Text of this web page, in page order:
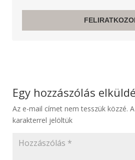
Egy hozzászólás
Az e-mail címet nem tesszük közzé.
karakterrel jelöltük